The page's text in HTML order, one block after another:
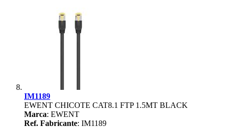
IM1189
EWENT CHICOTE CAT8.1 FTP 1.5MT BLACK
Marca: EWENT
Ref. Fabricante: IM1189